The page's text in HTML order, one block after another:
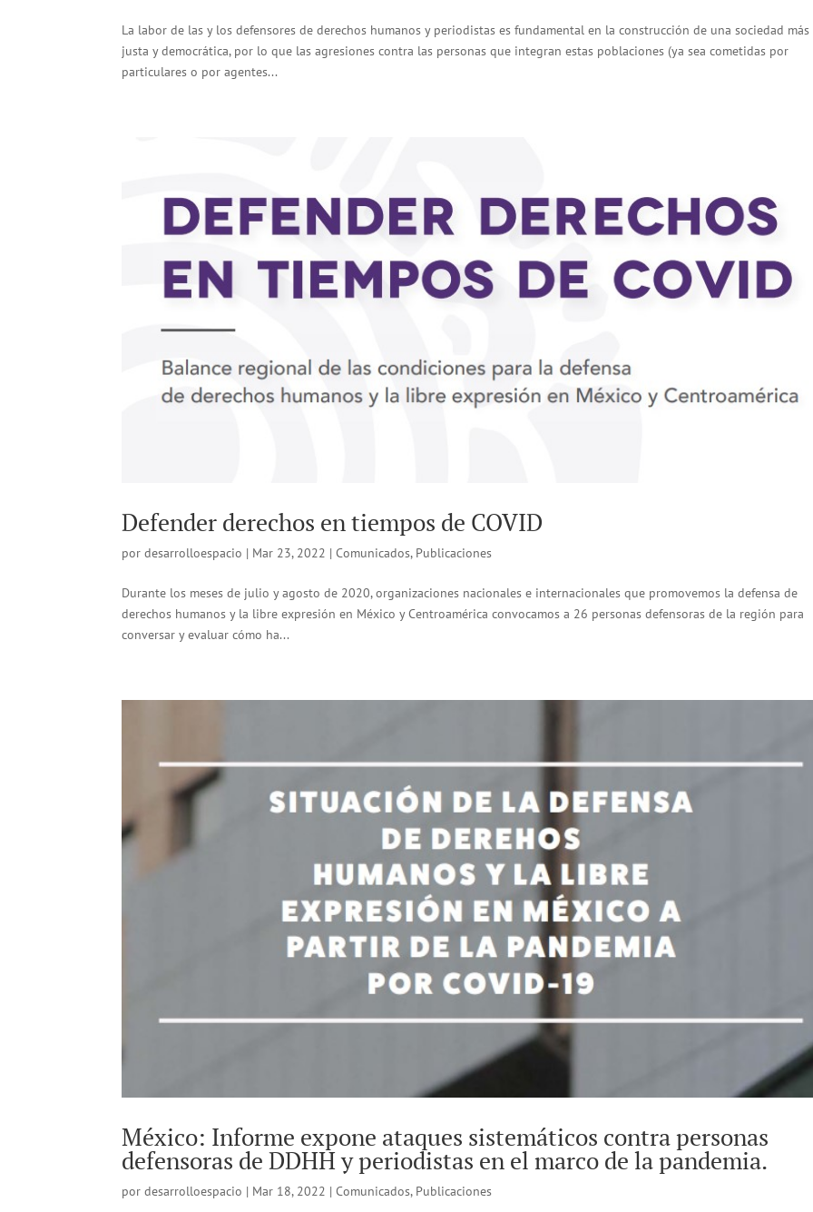
La labor de las y los defensores de derechos humanos y periodistas es fundamental en la construcción de una sociedad más
justa y democrática, por lo que las agresiones contra las personas que integran estas poblaciones (ya sea cometidas por
particulares o por agentes...
Defender derechos en tiempos de COVID
pordesarrolloespacio | Mar 23, 2022 |Comunicados, Publicaciones
Durante los meses de julio y agosto de 2020, organizaciones nacionales e internacionales que promovemos la defensa de
derechos humanos y la libre expresión en México y Centroamérica convocamos a 26 personas defensoras de la región para
conversar y evaluar cómo ha...
México: Informe expone ataques sistemáticos contra personas
defensoras de DDHH y periodistas en el marco de la pandemia.
pordesarrolloespacio | Mar 18, 2022 |Comunicados, Publicaciones